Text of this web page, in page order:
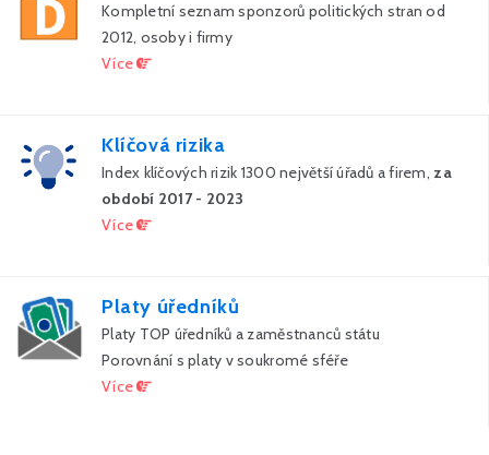
Kompletní seznam sponzorů politických stran od
2012, osoby i firmy
Více
Klíčová rizika
Index klíčových rizik 1300 největší úřadů a firem, za
období 2017 - 2023
Více
Platy úředníků
Platy TOP úředníků a zaměstnanců státu
Porovnání s platy v soukromé sféře
Více